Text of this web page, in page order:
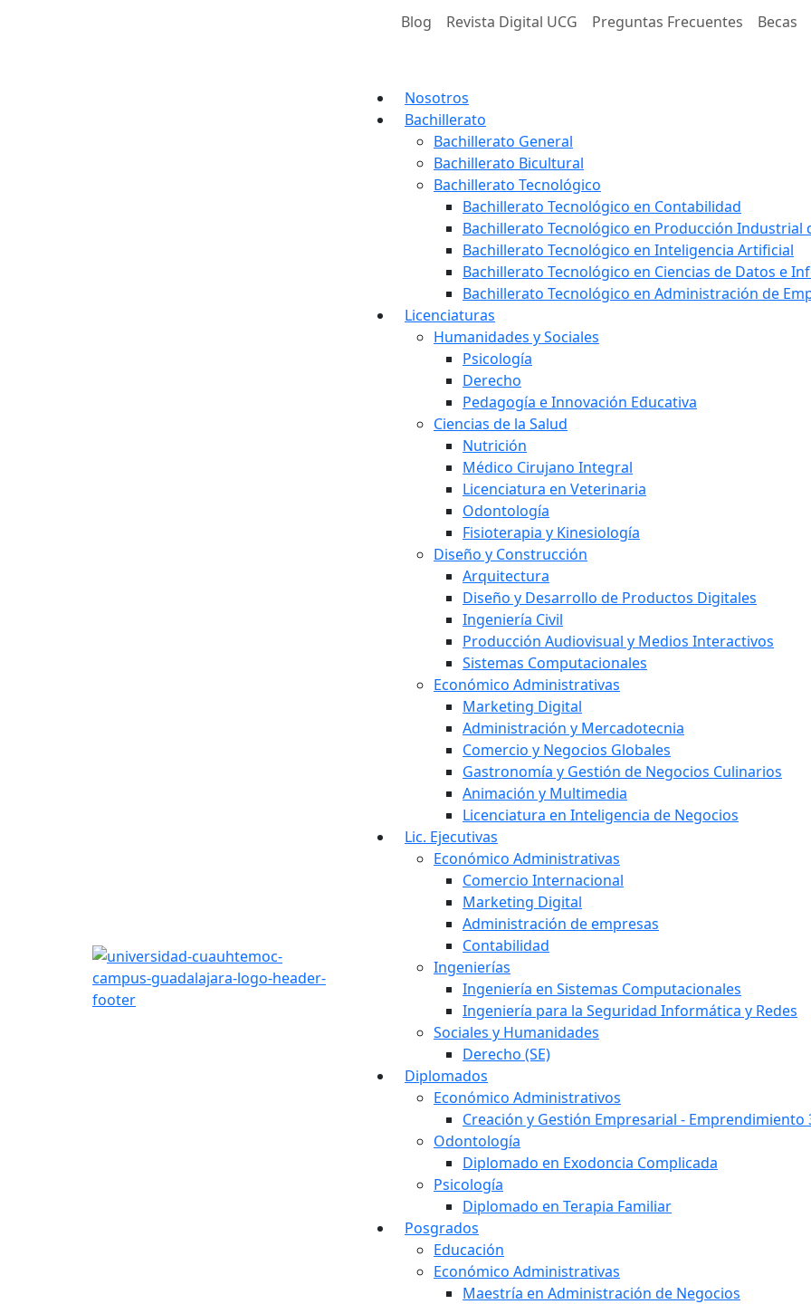
Blog Revista Digital UCG Preguntas Frecuentes Becas
Nosotros
Bachillerato
Bachillerato General
Bachillerato Bicultural
Bachillerato Tecnológico
Bachillerato Tecnológico en Contabilidad
Bachillerato Tecnológico en Producción Industrial
Bachillerato Tecnológico en Inteligencia Artificial
Bachillerato Tecnológico en Ciencias de Datos e
Bachillerato Tecnológico en Administración de
Licenciaturas
Humanidades y Sociales
Psicología
Derecho
Pedagogía e Innovación Educativa
Ciencias de la Salud
Nutrición
Médico Cirujano Integral
Licenciatura en Veterinaria
Odontología
Fisioterapia y Kinesiología
Diseño y Construcción
Arquitectura
Diseño y Desarrollo de Productos Digitales
Ingeniería Civil
Producción Audiovisual y Medios Interactivos
Sistemas Computacionales
Económico Administrativas
Marketing Digital
Administración y Mercadotecnia
Comercio y Negocios Globales
Gastronomía y Gestión de Negocios Culinarios
Animación y Multimedia
Licenciatura en Inteligencia de Negocios
Lic. Ejecutivas
Económico Administrativas
Comercio Internacional
Marketing Digital
Administración de empresas
Contabilidad
Ingenierías
Ingeniería en Sistemas Computacionales
Ingeniería para la Seguridad Informática y Redes
Sociales y Humanidades
Derecho (SE)
Diplomados
Económico Administrativos
Creación y Gestión Empresarial - Emprendimiento
Odontología
Diplomado en Exodoncia Complicada
Psicología
Diplomado en Terapia Familiar
Posgrados
Educación
Económico Administrativas
Maestría en Administración de Negocios